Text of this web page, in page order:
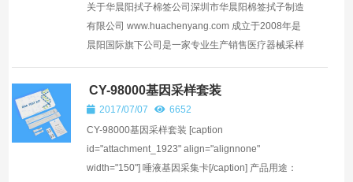
关于华晨阳拭子棉签公司深圳市华晨阳棉签拭子制造
有限公司 www.huachenyang.com 成立于2008年是
晨阳国际旗下公司是一家专业生产销售医疗器械采样
牌企业，公司...
CY-98000基因采样套装
2017/07/07
6652
CY-98000基因采样套装 [caption
id="attachment_1923" align="alignnone"
width="150"] 唾液基因采集卡[/caption] 产品用途：